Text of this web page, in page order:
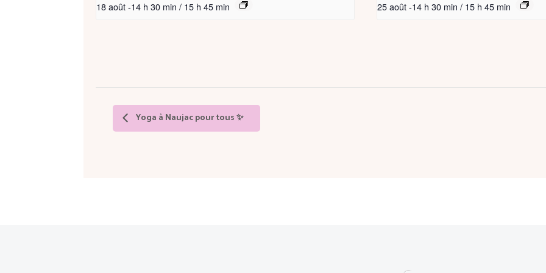
18 août -14 h 30 min / 15 h 45 min 25 août -14 h 30 min / 15 h 45 min
Yoga à Naujac pour tous ✨